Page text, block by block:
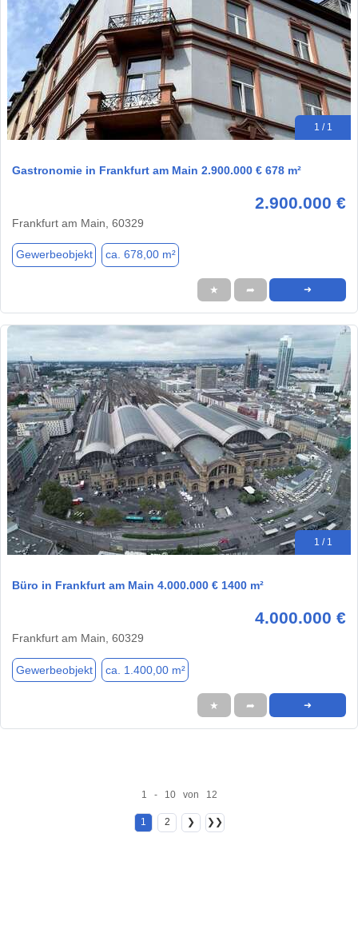
1 / 1
Gastronomie in Frankfurt am Main 2.900.000 € 678 m²
2.900.000 €
Frankfurt am Main, 60329
Gewerbeobjekt ca. 678,00 m²
★ ➦ ➜
1 / 1
Büro in Frankfurt am Main 4.000.000 € 1400 m²
4.000.000 €
Frankfurt am Main, 60329
Gewerbeobjekt ca. 1.400,00 m²
★ ➦ ➜
1 - 10 von 12
1 2 ❯ ❯❯